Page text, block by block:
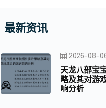
最新资讯
2026-08-
天龙八部宝
略及其对游
响分析